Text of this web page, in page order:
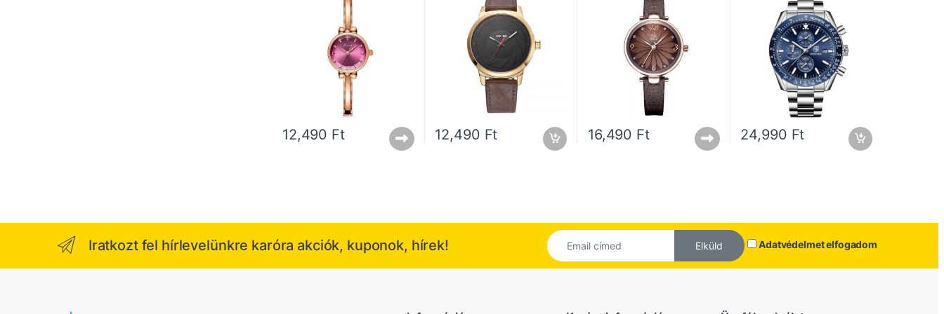
12,490 Ft 12,490 Ft 16,490 Ft 24,990 Ft
Iratkozt fel hírlevelünkre karóra akciók, kuponok, hírek! Elküld Adatvédelmet elfogadom